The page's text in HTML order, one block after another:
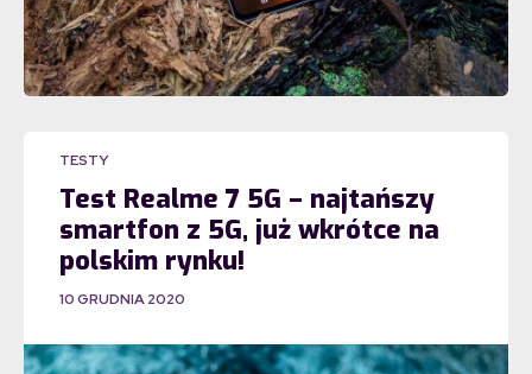
TESTY
Test Realme 7 5G – najtańszy
smartfon z 5G, już wkrótce na
polskim rynku!
10 GRUDNIA 2020